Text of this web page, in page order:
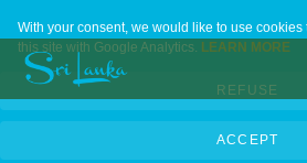
Home Contact Us About Us
Meer
an zwei
Badeorten
With your consent, we would like to use
this site with Google Analytics. LEARN MORE
REFUSE
ACCEPT